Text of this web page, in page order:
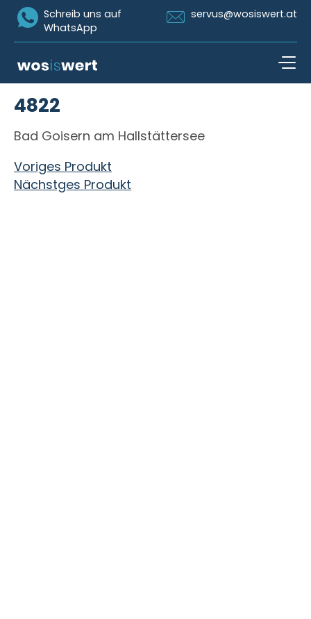
Icon Whatsapp
Schreib uns auf
WhatsApp
Icon Email
servus@wosiswert.at
4822
Bad Goisern am Hallstättersee
Beitragsnavigation
Voriges Produkt
Nächstges Produkt